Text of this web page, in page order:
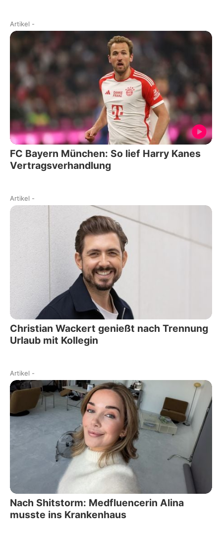
Artikel -
FC Bayern München: So lief Harry Kanes
Vertragsverhandlung
Artikel -
Christian Wackert genießt nach Trennung
Urlaub mit Kollegin
Artikel -
Nach Shitstorm: Medfluencerin Alina
musste ins Krankenhaus